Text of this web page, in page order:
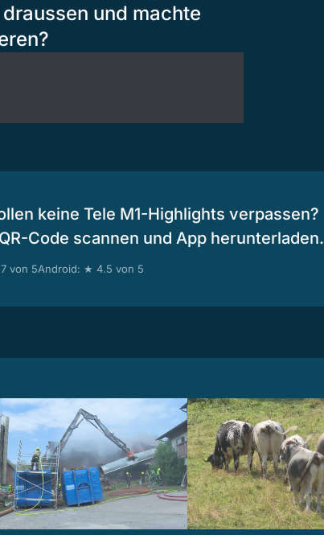
und machte
keine Tele M1-Highlights verpassen?
Code scannen und App herunterladen.
von 5Android: ★ 4.5 von 5